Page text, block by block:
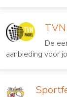
De
aanbieding voor